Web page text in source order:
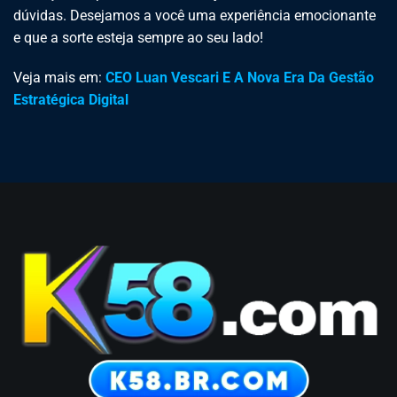
dúvidas. Desejamos a você uma experiência emocionante
e que a sorte esteja sempre ao seu lado!
Veja mais em: CEO Luan Vescari E A Nova Era Da Gestão
Estratégica Digital